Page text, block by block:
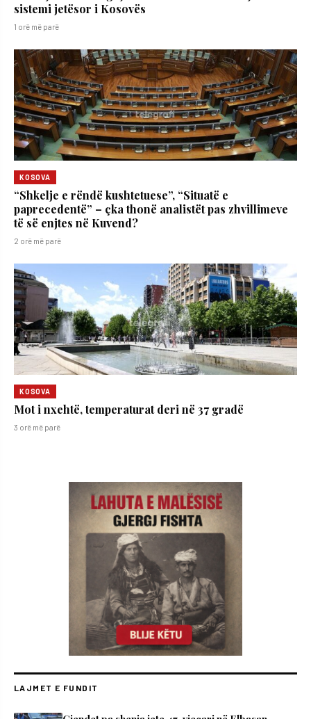
sistemi jetësor i Kosovës
1 orë më parë
KOSOVA
“Shkelje e rëndë kushtetuese”, “Situatë e
paprecedentë” – çka thonë analistët pas zhvillimeve
të së enjtes në Kuvend?
2 orë më parë
KOSOVA
Mot i nxehtë, temperaturat deri në 37 gradë
3 orë më parë
LAJMET E FUNDIT